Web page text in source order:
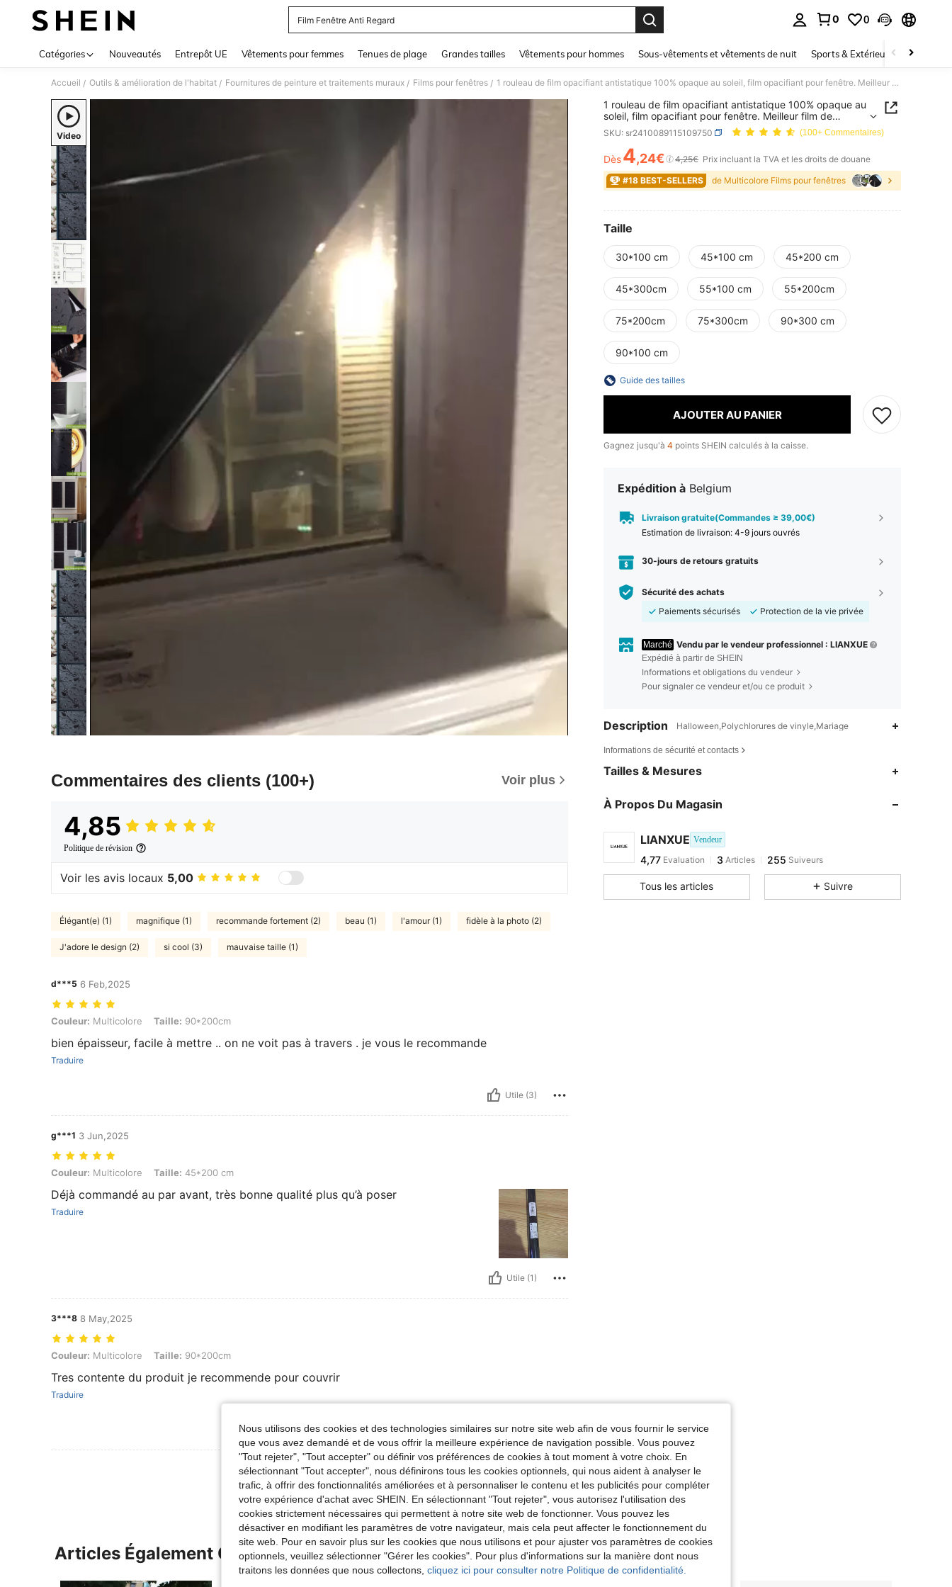
Film Fenêtre Anti Regard
0 0
Catégories Nouveautés Entrepôt UE Vêtements pour femmes Tenues de plage Grandes tailles Vêtements pour hommes Sous-vêtements et vêtements de nuit Sports & Extérieur Enfants
Accueil / Outils & amélioration de l'habitat / Fournitures de peinture et traitements muraux / Films pour fenêtres / 1 rouleau de film opacifiant antistatique 100% opaque au soleil, film opacifiant pour fenêtre. Meilleur film de confidentialité noire pour fenêtres, teintage de fenêtre amovible en plastique pour la maison et le bureau
Video
Commentaires des clients (100+) Voir plus
4,85
Politique de révision
Voir les avis locaux 5,00
Élégant(e) (1) magnifique (1) recommande fortement (2) beau (1) l'amour (1) fidèle à la photo (2)
J'adore le design (2) si cool (3) mauvaise taille (1)
d***5 6 Feb,2025
Couleur: Multicolore, Taille: 90*200cm
Couleur: Multicolore Taille: 90*200cm
bien épaisseur, facile à mettre .. on ne voit pas à travers . je vous le recommande
Traduire
Utile (3)
g***1 3 Jun,2025
Couleur: Multicolore, Taille: 45*200 cm
Couleur: Multicolore Taille: 45*200 cm
Déjà commandé au par avant, très bonne qualité plus qu’à poser
Traduire
Utile (1)
3***8 8 May,2025
Couleur: Multicolore, Taille: 90*200cm
Couleur: Multicolore Taille: 90*200cm
Tres contente du produit je recommende pour couvrir
Traduire
Utile (1)
Voir Plus D'avis
1 rouleau de film opacifiant antistatique 100% opaque au
soleil, film opacifiant pour fenêtre. Meilleur film de
confidentialité noire pour fenêtres, teintage de fenêtre
amovible en plastique pour la maison et le bureau
SKU: sr2410089115109750 (100+ Commentaires)
PRICE AND AVAILABILITY
Dès4,24€ 4,25€ Prix incluant la TVA et les droits de douane
#18 BEST-SELLERS
de Multicolore Films pour fenêtres
Taille
30*100 cm 45*100 cm 45*200 cm
45*300cm 55*100 cm 55*200cm
75*200cm 75*300cm 90*300 cm
90*100 cm
Guide des tailles
AJOUTER AU PANIER
Gagnez jusqu'à 4 points SHEIN calculés à la caisse.
Expédition à Belgium
Livraison gratuite(Commandes ≥ 39,00€)
Estimation de livraison: 4-9 jours ouvrés
30-jours de retours gratuits
Sécurité des achats
Paiements sécurisés
Protection de la vie privée
Marché Vendu par le vendeur professionnel : LIANXUE
Expédié à partir de SHEIN
Informations et obligations du vendeur
Pour signaler ce vendeur et/ou ce produit
Description Halloween,Polychlorures de vinyle,Mariage
Informations de sécurité et contacts
Tailles & Mesures
À Propos Du Magasin
LIANXUE Vendeur
4,77 Evaluation 3 Articles 255 Suiveurs
Tous les articles Suivre
Articles Également Consultés
Nous utilisons des cookies et des technologies similaires sur notre site web afin de vous fournir le service
que vous avez demandé et de vous offrir la meilleure expérience de navigation possible. Vous pouvez
"Tout rejeter", "Tout accepter" ou définir vos préférences de cookies à tout moment à votre choix. En
sélectionnant "Tout accepter", nous définirons tous les cookies optionnels, qui nous aident à analyser le
trafic, à offrir des fonctionnalités améliorées et à personnaliser le contenu et les publicités pour compléter
votre expérience d'achat avec SHEIN. En sélectionnant "Tout rejeter", vous autorisez l'utilisation des
cookies strictement nécessaires qui permettent à notre site web de fonctionner. Vous pouvez les
désactiver en modifiant les paramètres de votre navigateur, mais cela peut affecter le fonctionnement du
site web. Pour en savoir plus sur les cookies que nous utilisons et pour ajuster vos paramètres de cookies
optionnels, veuillez sélectionner "Gérer les cookies". Pour plus d'informations sur la manière dont nous
traitons les données que nous collectons, cliquez ici pour consulter notre Politique de confidentialité.